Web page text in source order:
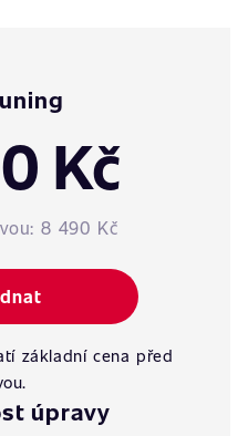
Kč
8 490 Kč
základní cena před
úpravy